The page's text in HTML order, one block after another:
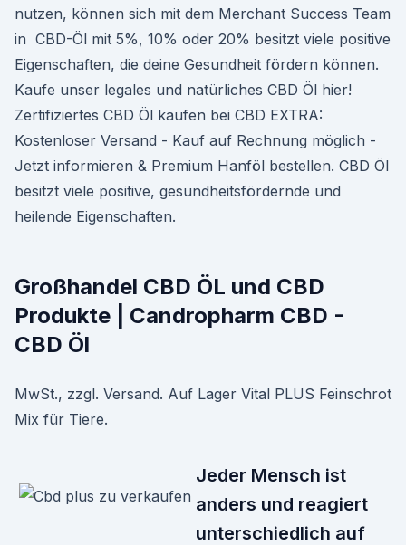
nutzen, können sich mit dem Merchant Success Team
in CBD-Öl mit 5%, 10% oder 20% besitzt viele positive
Eigenschaften, die deine Gesundheit fördern können.
Kaufe unser legales und natürliches CBD Öl hier!
Zertifiziertes CBD Öl kaufen bei CBD EXTRA:
Kostenloser Versand - Kauf auf Rechnung möglich -
Jetzt informieren & Premium Hanföl bestellen. CBD Öl
besitzt viele positive, gesundheitsfördernde und
heilende Eigenschaften.
Großhandel CBD ÖL und CBD
Produkte | Candropharm CBD -
CBD Öl
MwSt., zzgl. Versand. Auf Lager Vital PLUS Feinschrot
Mix für Tiere.
Jeder Mensch ist
anders und reagiert
unterschiedlich auf